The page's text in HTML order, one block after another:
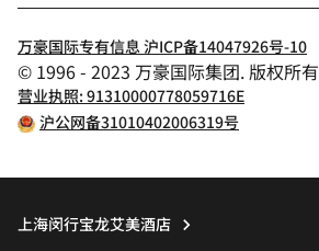
万豪国际专有信息 沪ICP备14047926号-10
© 1996 - 2023 万豪国际集团. 版权所有
营业执照: 91310000778059716E
沪公网备31010402006319号
上海闵行宝龙艾美酒店